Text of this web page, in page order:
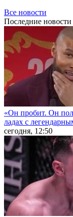
Все новости
Последние новости
«Он пробит. Он
ладах с
сегодня, 12:50